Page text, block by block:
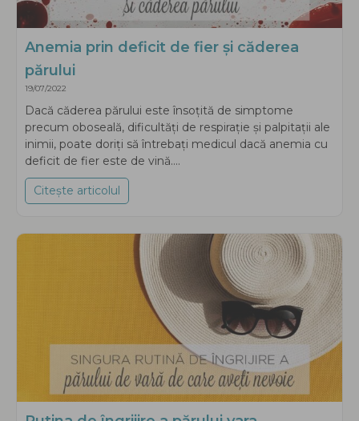
Anemia prin deficit de fier și căderea
părului
19/07/2022
Dacă căderea părului este însoțită de simptome
precum oboseală, dificultăți de respirație și palpitații ale
inimii, poate doriți să întrebați medicul dacă anemia cu
deficit de fier este de vină....
Citește articolul